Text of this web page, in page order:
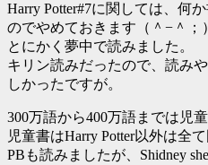
Harry Potter#7に関しては、何
のでやめておきます（＾−＾；）
とにかく夢中で読みました。
キリン読みだったので、読み
しかったですが。
300万語から400万語までは児
児童書はHarry Potter以外は全
PBも読みましたが、Shidney